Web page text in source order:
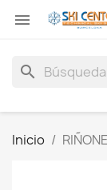

search
Inicio